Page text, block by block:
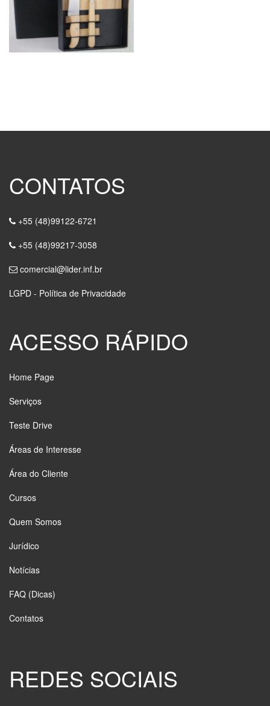
CONTATOS
+55 (48)99122-6721
+55 (48)99217-3058
comercial@lider.inf.br
LGPD - Política de Privacidade
ACESSO RÁPIDO
Home Page
Serviços
Teste Drive
Áreas de Interesse
Área do Cliente
Cursos
Quem Somos
Jurídico
Notícias
FAQ (Dicas)
Contatos
REDES SOCIAIS